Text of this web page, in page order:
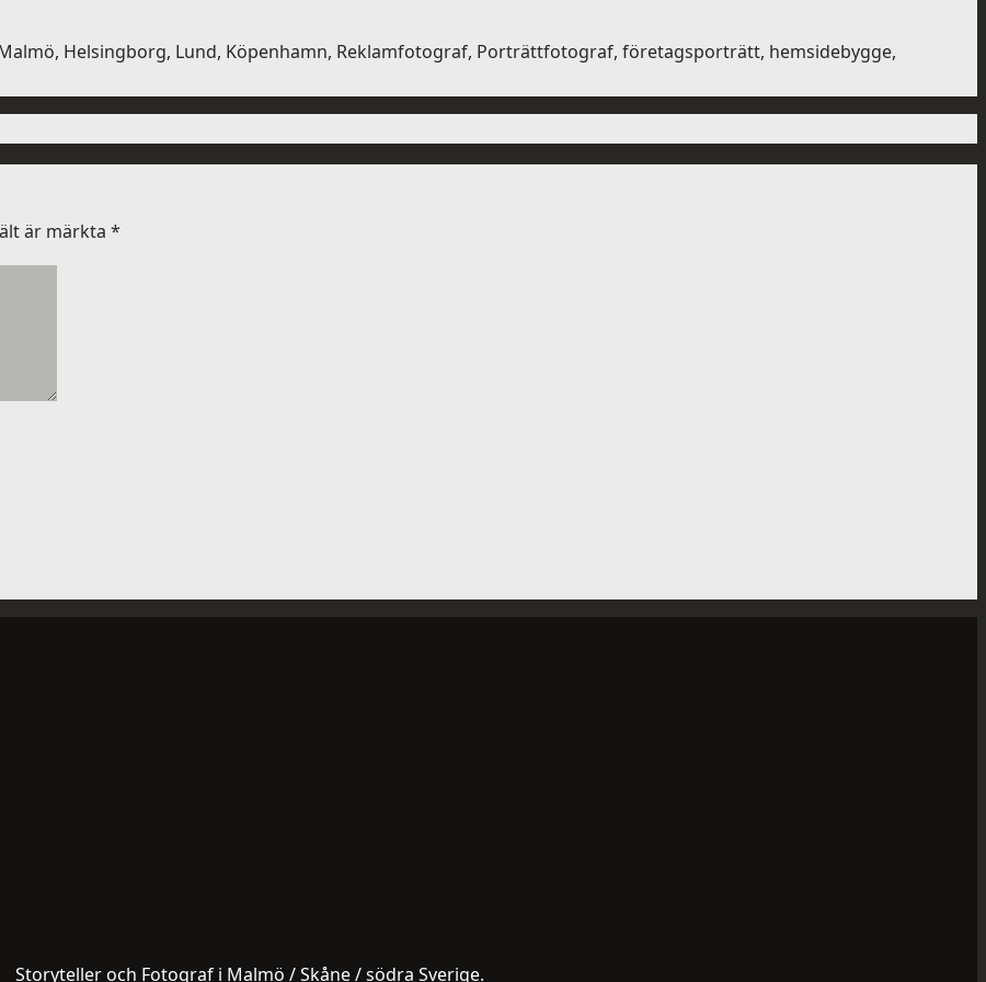
Helsingborg, Lund, Köpenhamn, Reklamfotograf, Porträttfotograf, företagsporträtt, hemsidebygge,
är märkta *
Storyteller och Fotograf i Malmö / Skåne / södra Sverige.